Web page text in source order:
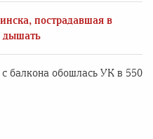
пострадавшая в
дышать
балкона обошлась УК в 550